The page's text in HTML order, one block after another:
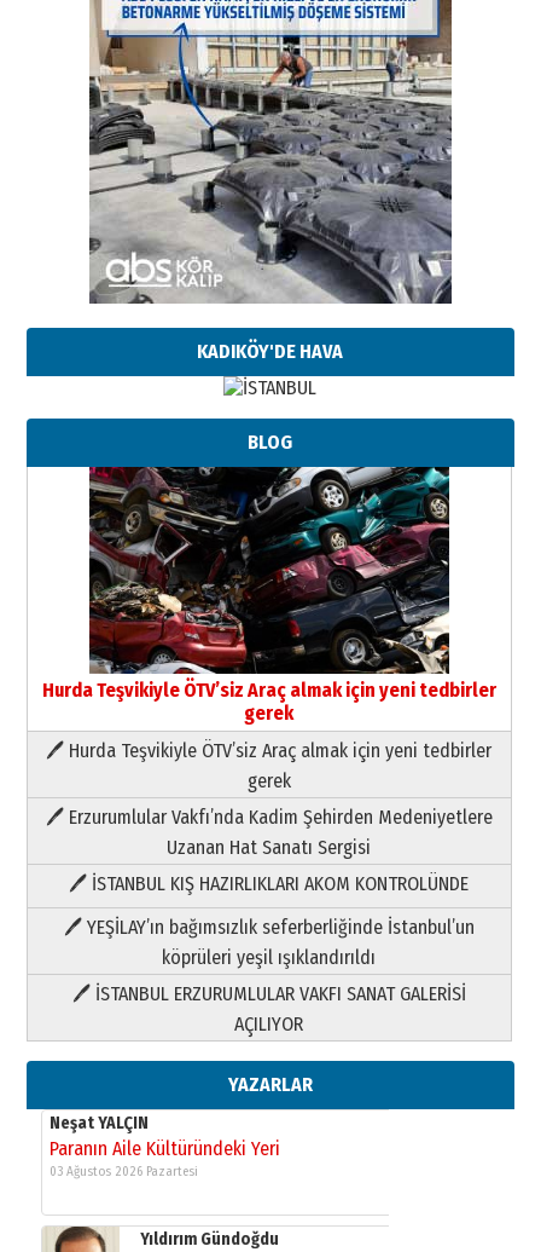
KADIKÖY'DE HAVA
BLOG
Hurda Teşvikiyle ÖTV’siz Araç almak için yeni tedbirler
gerek
🖊 Hurda Teşvikiyle ÖTV’siz Araç almak için yeni tedbirler
gerek
🖊 Erzurumlular Vakfı’nda Kadim Şehirden Medeniyetlere
Uzanan Hat Sanatı Sergisi
🖊 İSTANBUL KIŞ HAZIRLIKLARI AKOM KONTROLÜNDE
🖊 YEŞİLAY’ın bağımsızlık seferberliğinde İstanbul’un
köprüleri yeşil ışıklandırıldı
🖊 İSTANBUL ERZURUMLULAR VAKFI SANAT GALERİSİ
AÇILIYOR
YAZARLAR
Paranın Aile Kültüründeki Yeri
03 Ağustos 2026 Pazartesi
Yıldırım Gündoğdu
HAVVA’NIN ÜÇ KIZI
09 Temmuz 2026 Perşembe
Yusuf POLAT
Şampiyonluk Sebahattin Şirin’e
yazar
11 Mayıs 2026 Pazartesi
Neşat YALÇIN
Paranın Aile Kültüründeki Yeri
03 Ağustos 2026 Pazartesi
Yıldırım Gündoğdu